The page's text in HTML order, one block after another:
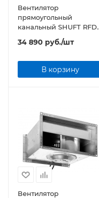
Вентилятор
прямоугольный
канальный SHUFT RFD
400х200-4 VIM
34 890 руб./шт
В корзину
Вентилятор